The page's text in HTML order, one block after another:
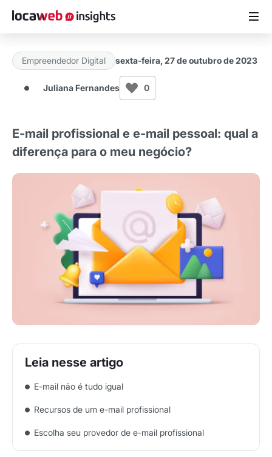
ARTIGOS
MATERIAIS GRATUITOS
ESTUDOS
LOCAWEB.COM.BR
Empreendedor Digital sexta-feira, 27 de outubro de 2023
Juliana Fernandes 0
E-mail profissional e e-mail pessoal: qual a
diferença para o meu negócio?
E-mail não é tudo igual
Recursos de um e-mail profissional
Escolha seu provedor de e-mail profissional